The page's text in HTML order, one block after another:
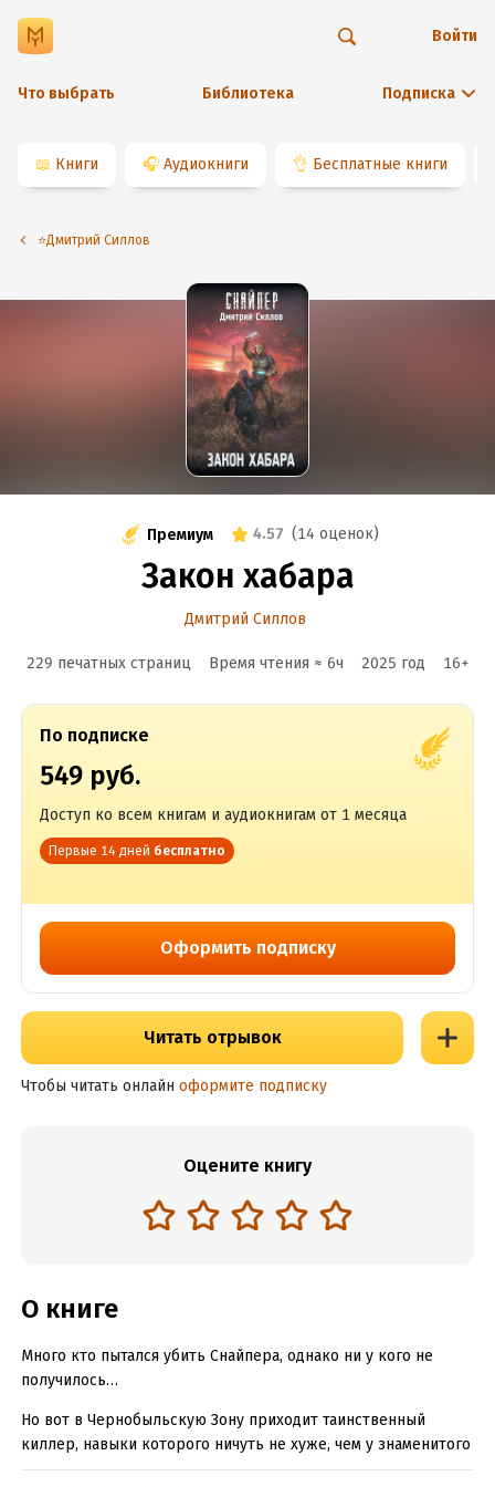
Что выбрать Библиотека Подписка
Войти
📖 Книги 🎧 Аудиокниги 👌 Бесплатные книги
⭐️Дмитрий Силлов
Премиум 4.57 (14 оценок)
Закон хабара
Дмитрий Силлов
229 печатных страниц Время чтения ≈ 6ч 2025 год 16+
По подписке
549 руб.
Доступ ко всем книгам и аудиокнигам от 1 месяца
Первые 14 дней бесплатно
Оформить подписку
Читать отрывок
Чтобы читать онлайн оформите подписку
Оцените книгу
О книге
Много кто пытался убить Снайпера, однако ни у кого не
получилось…
Но вот в Чернобыльскую Зону приходит таинственный
киллер, навыки которого ничуть не хуже, чем у знаменитого